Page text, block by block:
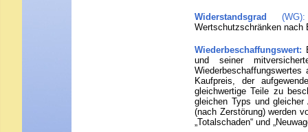
Widerstandsgrad
Wertschutzschränken nach
Wiederbeschaffungswert:
und seiner
Kaufpreis, der
gleichwertige Teile zu
gleichen Typs und
(nach Zerstörung) werden
„Totalschaden“ und